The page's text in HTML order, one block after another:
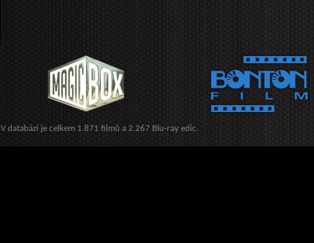
V databázi je celkem 1.871 filmů a 2.267 Blu-ray edic.